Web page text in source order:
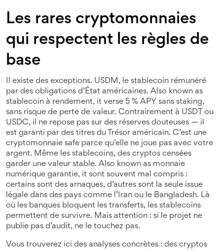
Les rares cryptomonnaies
qui respectent les règles de
base
Il existe des exceptions. USDM , le stablecoin rémunéré
par des obligations d’État américaines. Also known as
stablecoin à rendement, it verse 5 % APY sans staking,
sans risque de perte de valeur. Contrairement à USDT ou
USDC, il ne repose pas sur des réserves douteuses — il
est garanti par des titres du Trésor américain. C’est une
cryptomonnaie safe parce qu’elle ne joue pas avec votre
argent. Même les stablecoins, des cryptos censées
garder une valeur stable. Also known as monnaie
numérique garantie, it sont souvent mal compris :
certains sont des arnaques, d’autres sont la seule issue
légale dans des pays comme l’Iran ou le Bangladesh. Là
où les banques bloquent les transferts, les stablecoins
permettent de survivre. Mais attention : si le projet ne
publie pas d’audit, ne le touchez pas.
Vous trouverez ici des analyses concrètes : des cryptos